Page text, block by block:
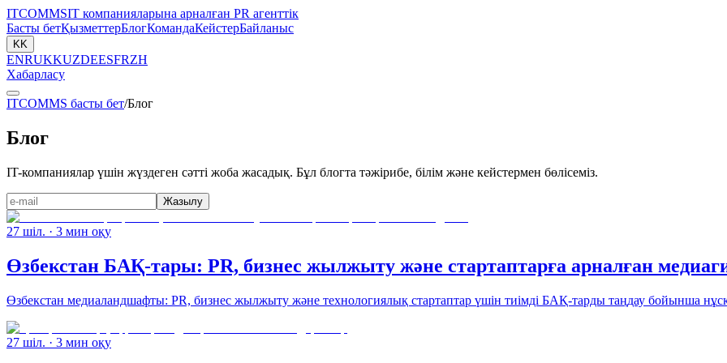
ITCOMMSIT компанияларына арналған PR агенттік
Басты бетҚызметтерБлогКомандаКейстерБайланыс
KK
ENRUKKUZDEESFRZH
Хабарласу
ITCOMMS басты бет/Блог
Блог
IT-компаниялар үшін жүздеген сәтті жоба жасадық. Бұл блогта тәжірибе, білім және кейстермен бөлісеміз.
Жазылу
27 шіл. · 3 мин оқу
Өзбекстан БАҚ-тары: PR, бизнес жылжыту және стартаптарға арналған
Өзбекстан медиаландшафты: PR, бизнес жылжыту және технологиялық стартаптар үшін тиімді БАҚ-тарды таңдау бойынша
27 шіл. · 3 мин оқу